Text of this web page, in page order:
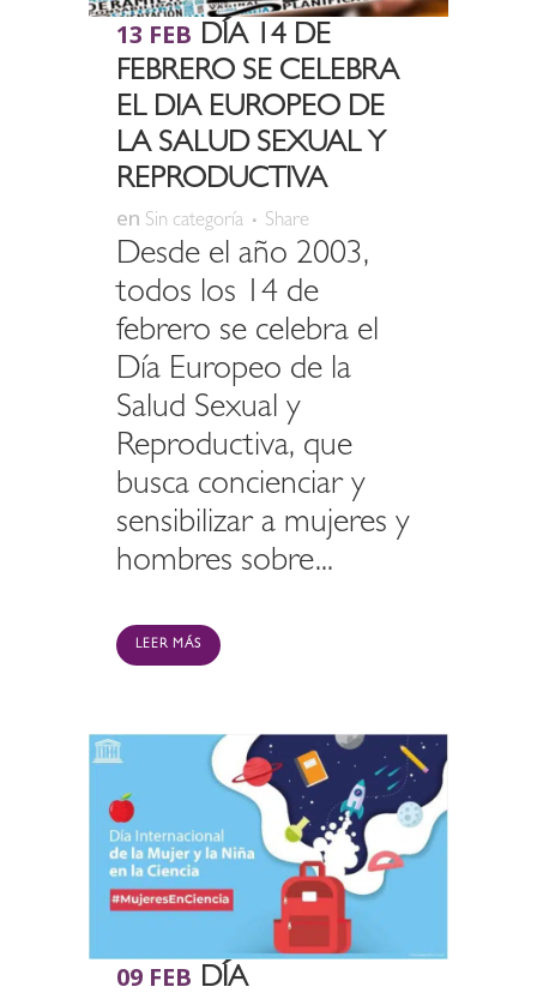
13 FEB DÍA 14 DE
FEBRERO SE CELEBRA
EL DIA EUROPEO DE
LA SALUD SEXUAL Y
REPRODUCTIVA
en Sin categoría Share
Desde el año 2003,
todos los 14 de
febrero se celebra el
Día Europeo de la
Salud Sexual y
Reproductiva, que
busca concienciar y
sensibilizar a mujeres y
hombres sobre...
LEER MÁS
09 FEB DÍA